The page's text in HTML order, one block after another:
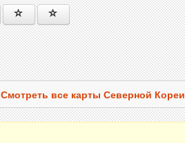
Смотреть все карты Северной Кореи